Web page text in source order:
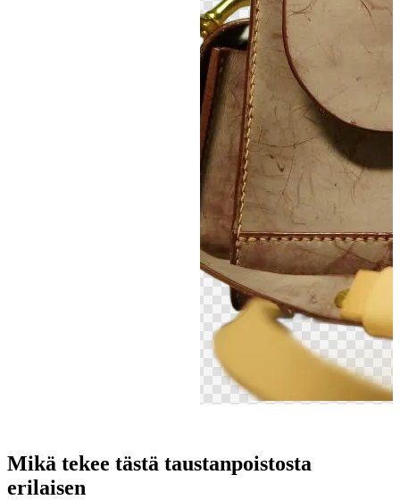
Mikä tekee tästä taustanpoistosta
erilaisen